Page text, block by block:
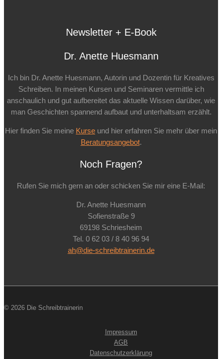
Newsletter + E-Book
Dr. Anette Huesmann
Ich bin Dr. Anette Huesmann, Autorin und Dozentin für Kreatives
Schreiben. In meinen Kursen und Seminaren vermittle ich
anschaulich und gut aufbereitet das aktuelle Wissen darüber, wie
man Geschichten spannend aufbaut und unterhaltsam erzählt.
Hier finden Sie meine Kurse und hier erfahren Sie mehr über mein
Beratungsangebot.
Noch Fragen?
Rufen Sie mich gern an oder schicken Sie mir eine E-Mail:
Dr. Anette Huesmann
Sofienstraße 9
69198 Schriesheim
Tel. 0 62 03 / 8 40 96 94
ah@die-schreibtrainerin.de
© 2026 Die Schreibtrainerin
Impressum
AGB
Datenschutzerklärung